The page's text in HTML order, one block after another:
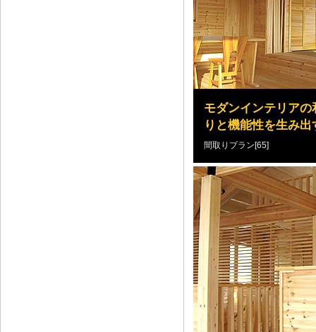
モダンインテリア
りと機能性を生み出
間取りプラン[65]